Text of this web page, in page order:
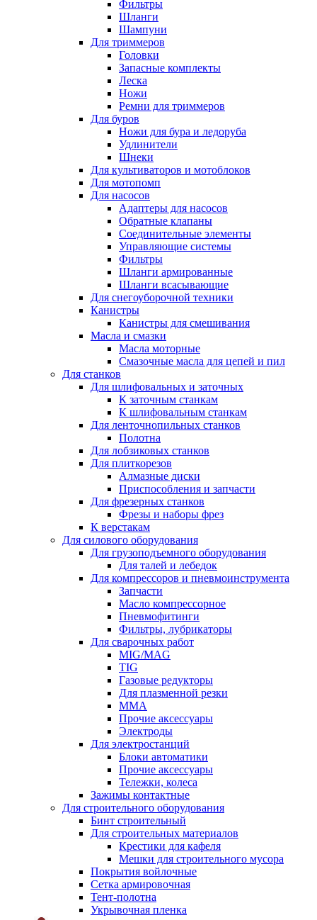
Фильтры
Шланги
Шампуни
Для триммеров
Головки
Запасные комплекты
Леска
Ножи
Ремни для триммеров
Для буров
Ножи для бура и ледоруба
Удлинители
Шнеки
Для культиваторов и мотоблоков
Для мотопомп
Для насосов
Адаптеры для насосов
Обратные клапаны
Соединительные элементы
Управляющие системы
Фильтры
Шланги армированные
Шланги всасывающие
Для снегоуборочной техники
Канистры
Канистры для смешивания
Масла и смазки
Масла моторные
Смазочные масла для цепей и пил
Для станков
Для шлифовальных и заточных
К заточным станкам
К шлифовальным станкам
Для ленточнопильных станков
Полотна
Для лобзиковых станков
Для плиткорезов
Алмазные диски
Приспособления и запчасти
Для фрезерных станков
Фрезы и наборы фрез
К верстакам
Для силового оборудования
Для грузоподъемного оборудования
Для талей и лебедок
Для компрессоров и пневмоинструмента
Запчасти
Масло компрессорное
Пневмофитинги
Фильтры, лубрикаторы
Для сварочных работ
MIG/MAG
TIG
Газовые редукторы
Для плазменной резки
ММА
Прочие аксессуары
Электроды
Для электростанций
Блоки автоматики
Прочие аксессуары
Тележки, колеса
Зажимы контактные
Для строительного оборудования
Бинт строительный
Для строительных материалов
Крестики для кафеля
Мешки для строительного мусора
Покрытия войлочные
Сетка армировочная
Тент-полотна
Укрывочная пленка